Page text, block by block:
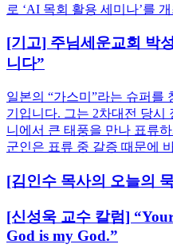
로 ‘AI 목회 활용 세미나’를
[기고] 주님세운교회 박
니다”
일본의 “가스미”라는 슈퍼를
기입니다. 그는 2차대전 당시
니에서 큰 태풍을 만나 표류
군인은 표류 중 갈증 때문에
[김인수 목사의 오늘의
[신성욱 교수 칼럼]
God is my God.”